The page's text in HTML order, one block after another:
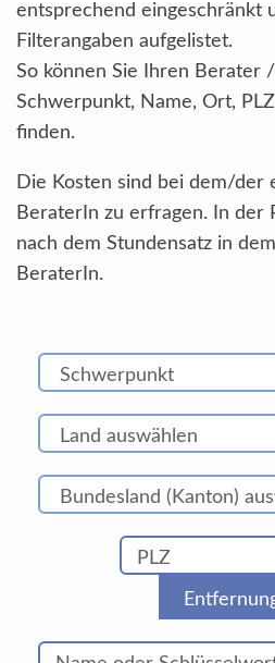
entsprechend eingeschränkt
Filterangaben aufgelistet.
So können Sie Ihren Berater
Schwerpunkt, Name, Ort,
finden.
Die Kosten sind bei dem/der
BeraterIn zu erfragen. In der
nach dem Stundensatz in
BeraterIn.